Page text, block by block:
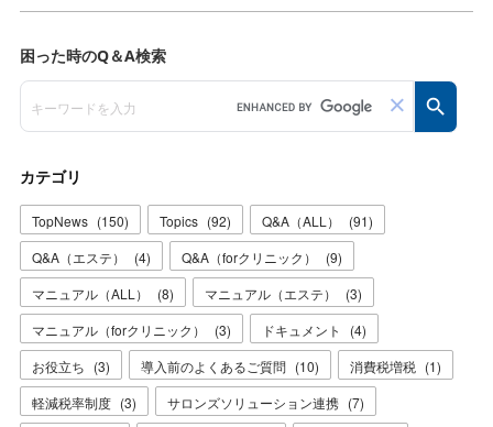
カテゴリ
TopNews (150) Topics (92) Q&A（ALL） (91)
Q&A（エステ）
(4) Q&A（forクリニック） (9)
マニュアル（ALL）
(8) マニュアル（エステ） (3)
マニュアル（forクリニック）
(3) ドキュメント (4)
お役立ち (3) 導入前のよくあるご質問 (10) 消費税増税 (1)
軽減税率制度 (3) サロンズソリューション連携 (7)